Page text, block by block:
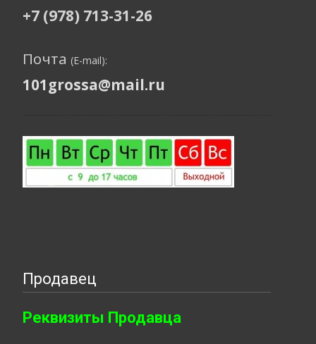
+7 (978) 713-31-26
Почта (E-mail):
101grossa@mail.ru
Продавец
Реквизиты Продавца